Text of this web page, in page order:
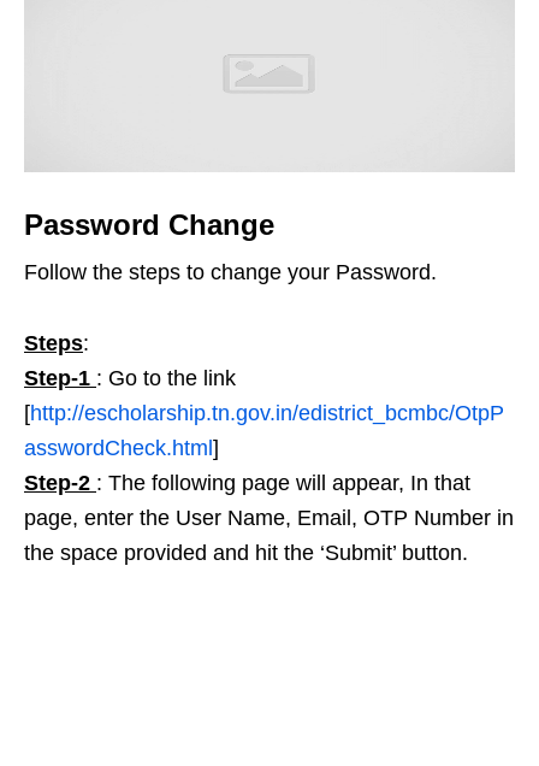
Password Change
Follow the steps to change your Password.
Steps:
Step-1 : Go to the link
[http://escholarship.tn.gov.in/edistrict_bcmbc/OtpP
asswordCheck.html ]
Step-2 : The following page will appear, In that
page, enter the User Name, Email, OTP Number in
the space provided and hit the ‘Submit’ button.